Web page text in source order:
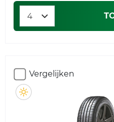
Vergelijken